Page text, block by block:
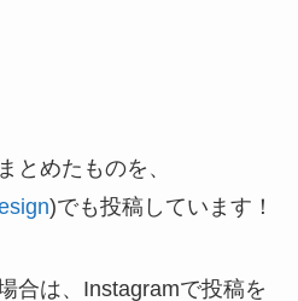
とめたものを、
)でも投稿しています！
合は、Instagramで投稿を